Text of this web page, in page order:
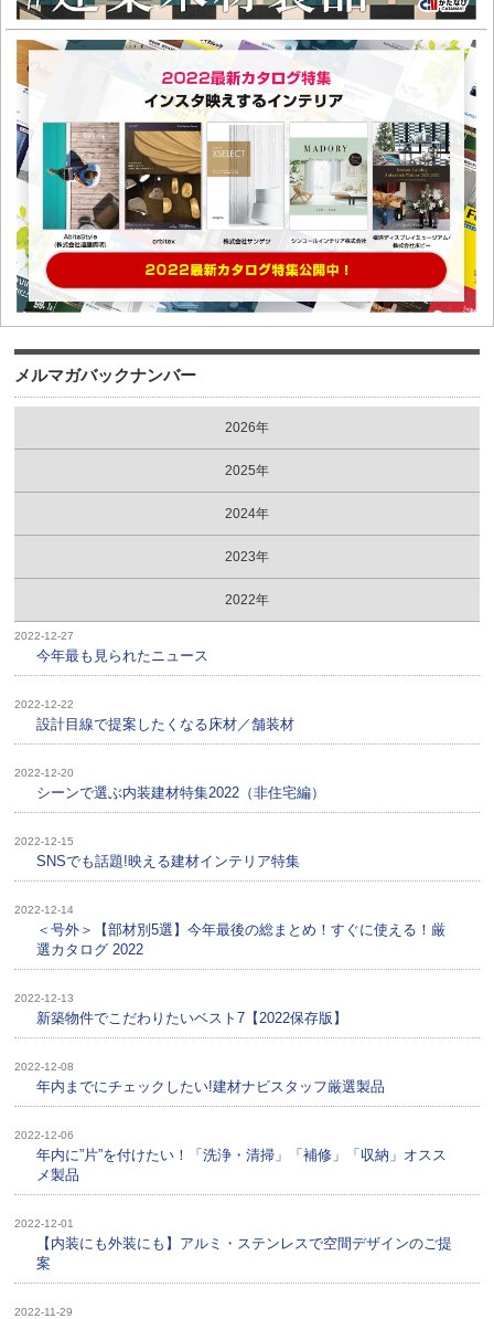
メルマガバックナンバー
2026年
2025年
2024年
2023年
2022年
2022-12-27
今年最も見られたニュース
2022-12-22
設計目線で提案したくなる床材／舗装材
2022-12-20
シーンで選ぶ内装建材特集2022（非住宅編）
2022-12-15
SNSでも話題!映える建材インテリア特集
2022-12-14
＜号外＞【部材別5選】今年最後の総まとめ！すぐに使える！厳
選カタログ 2022
2022-12-13
新築物件でこだわりたいベスト7【2022保存版】
2022-12-08
年内までにチェックしたい!建材ナビスタッフ厳選製品
2022-12-06
年内に”片”を付けたい！「洗浄・清掃」「補修」「収納」オスス
メ製品
2022-12-01
【内装にも外装にも】アルミ・ステンレスで空間デザインのご提
案
2022-11-29